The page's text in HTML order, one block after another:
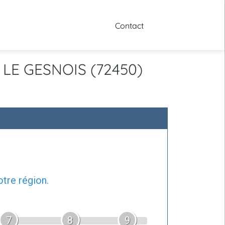
Contact
GESNOIS (72450)
région.
7 8 9